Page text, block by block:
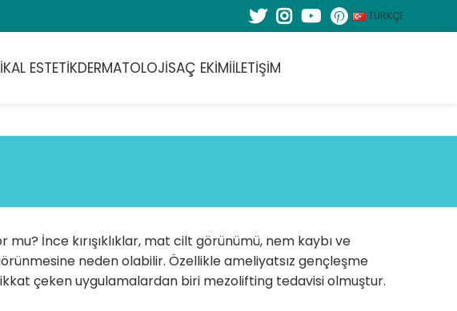
TÜRKÇE
ESTETIKDERMATOLOJISAÇ EKIMIİLETIŞIM
İnce kırışıklıklar, mat cilt görünümü, nem kaybı ve
neden olabilir. Özellikle ameliyatsız gençleşme
çeken uygulamalardan biri mezolifting tedavisi olmuştur.